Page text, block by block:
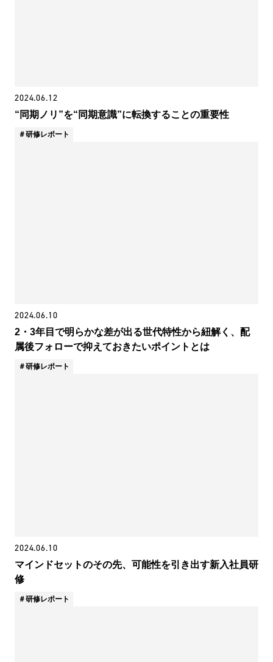
2024.06.12
“同期ノリ”を“同期意識”に転換することの重要性
研修レポート
2024.06.10
2・3年目で明らかな差が出る世代特性から紐解く、配
属後フォローで抑えておきたいポイントとは
研修レポート
2024.06.10
マインドセットのその先、可能性を引き出す新入社員研
修
研修レポート